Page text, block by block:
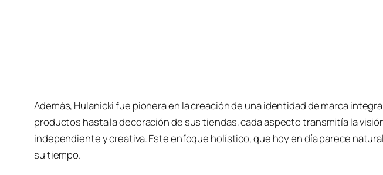
Además, Hulanicki fue pionera en la creación de una identidad de marca
productos hasta la decoración de sus tiendas, cada aspecto transmitía la
independiente y creativa. Este enfoque holístico, que hoy en día parece
su tiempo.